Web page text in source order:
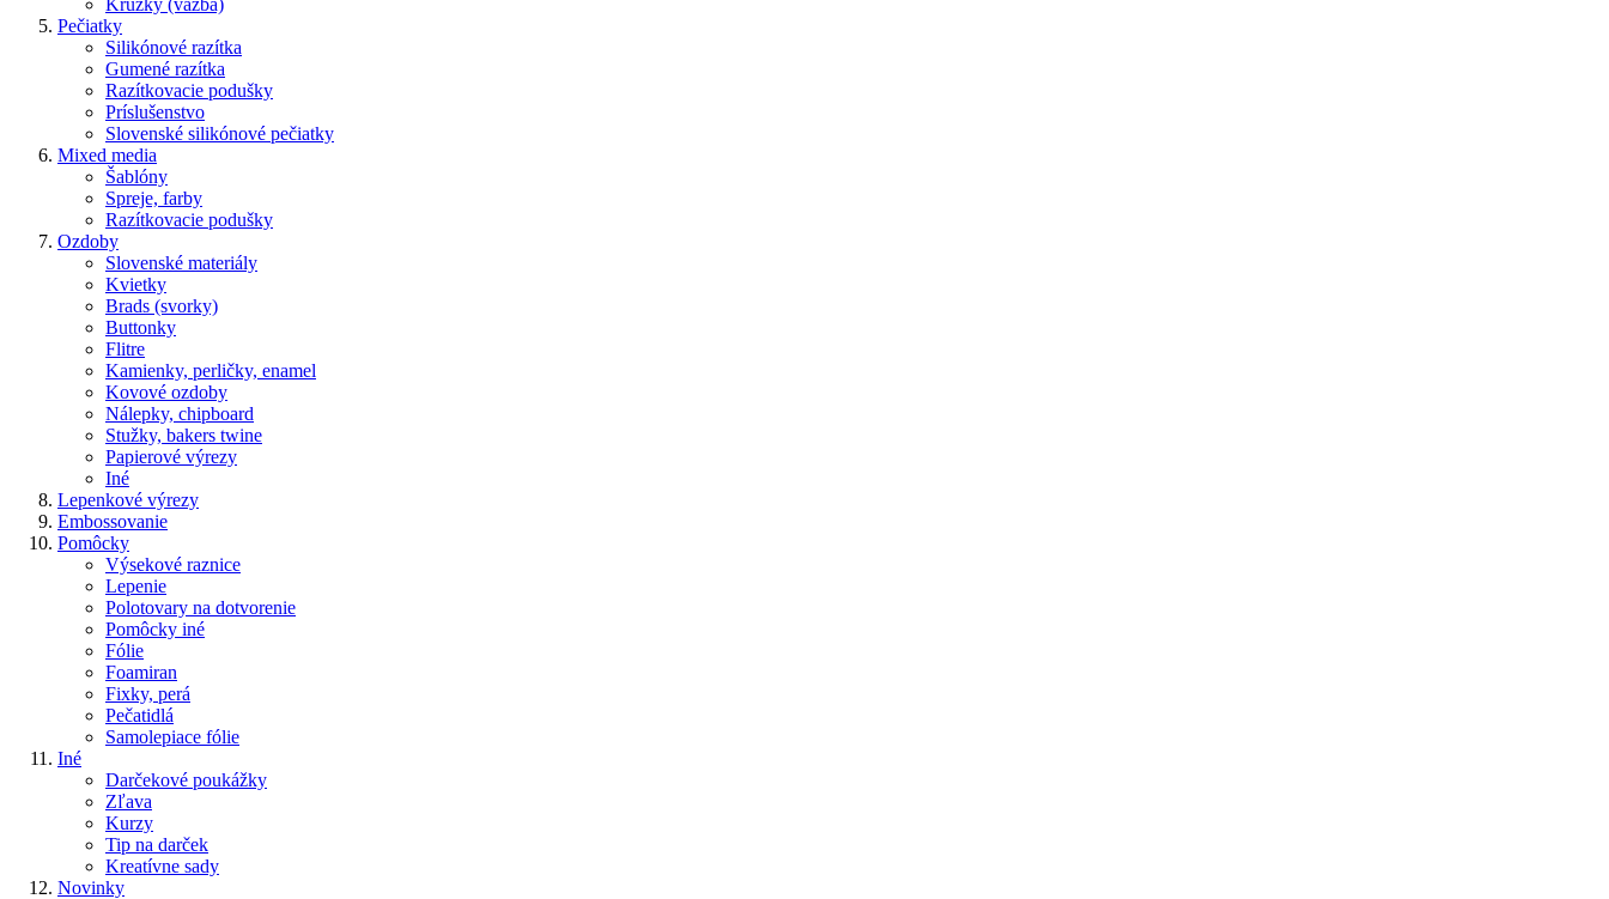
Krúžky (väzba)
Pečiatky
Silikónové razítka
Gumené razítka
Razítkovacie podušky
Príslušenstvo
Slovenské silikónové pečiatky
Mixed media
Šablóny
Spreje, farby
Razítkovacie podušky
Ozdoby
Slovenské materiály
Kvietky
Brads (svorky)
Buttonky
Flitre
Kamienky, perličky, enamel
Kovové ozdoby
Nálepky, chipboard
Stužky, bakers twine
Papierové výrezy
Iné
Lepenkové výrezy
Embossovanie
Pomôcky
Výsekové raznice
Lepenie
Polotovary na dotvorenie
Pomôcky iné
Fólie
Foamiran
Fixky, perá
Pečatidlá
Samolepiace fólie
Iné
Darčekové poukážky
Zľava
Kurzy
Tip na darček
Kreatívne sady
Novinky